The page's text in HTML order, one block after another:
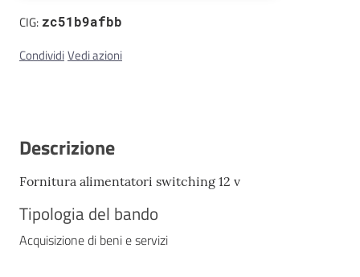
CIG: zc51b9afbb
CondividiVedi azioni
Descrizione
Fornitura alimentatori switching 12 v
Tipologia del bando
Acquisizione di beni e servizi